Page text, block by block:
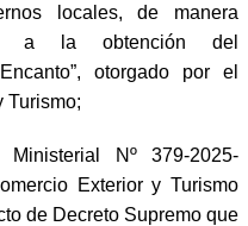
locales, de manera
a la obtención del
otorgado por el
Turismo;
Nº 379-2025-
Exterior y Turismo
de Decreto Supremo que